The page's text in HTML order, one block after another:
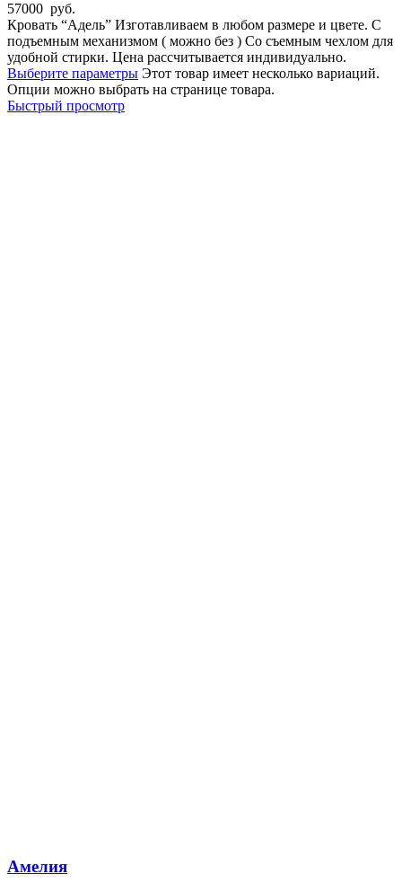
57000 руб.
Кровать “Адель” Изготавливаем в любом размере и цвете. С
подъемным механизмом ( можно без ) Со съемным чехлом для
удобной стирки. Цена рассчитывается индивидуально.
Выберите параметры Этот товар имеет несколько вариаций.
Опции можно выбрать на странице товара.
Быстрый просмотр
Амелия